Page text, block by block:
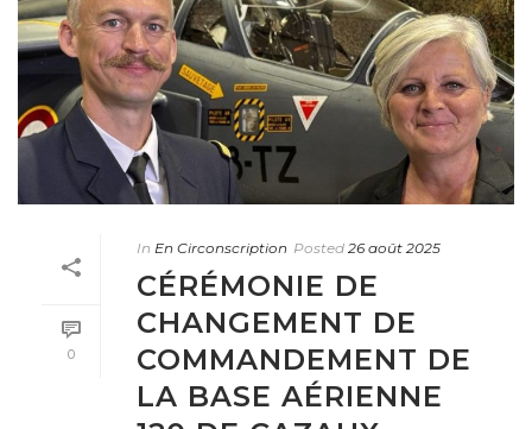
0
In En Circonscription Posted 26 août 2025
CÉRÉMONIE DE
CHANGEMENT DE
COMMANDEMENT DE
LA BASE AÉRIENNE